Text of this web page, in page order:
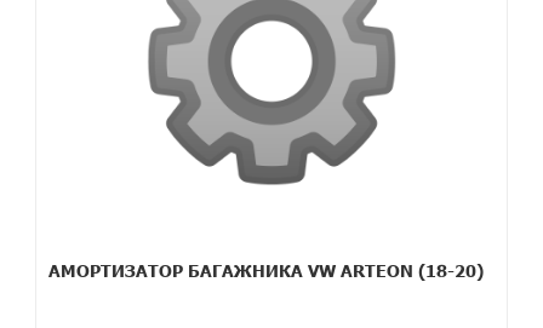
АМОРТИЗАТОР БАГАЖНИКА VW ARTEON (18-20)